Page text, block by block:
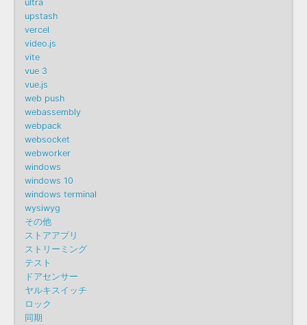
ultra
upstash
vercel
video.js
vite
vue 3
vue.js
web push
webassembly
webpack
websocket
webworker
windows
windows 10
windows terminal
wysiwyg
その他
ストアアプリ
ストリーミング
テスト
ドアセンサー
ヤルキスイッチ
ロック
同期